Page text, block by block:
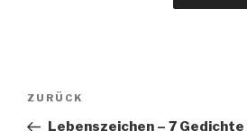
Beitrags-
Vorheriger
Beitrag
ZURÜCK
Lebenszeichen – 7 Gedichte